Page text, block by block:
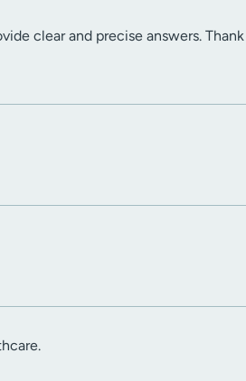
clear and precise answers.